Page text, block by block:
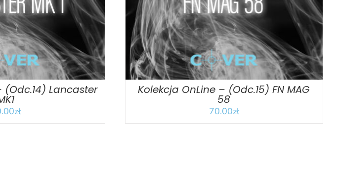
(Odc.14) Lancaster
zł
Kolekcja OnLine – (Odc.15) FN MAG
58
70.00zł